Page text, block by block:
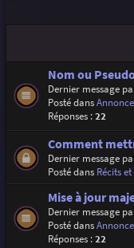
Nom ou
Dernier message
Posté dans
Réponses :22
Comment
Dernier message
Posté dans Récits
Mise à jour
Dernier message
Posté dans
Réponses :22